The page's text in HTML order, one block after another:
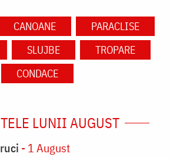
CANOANE
PARACLISE
SLUJBE
TROPARE
CONDACE
LUNII AUGUST
- 1 August